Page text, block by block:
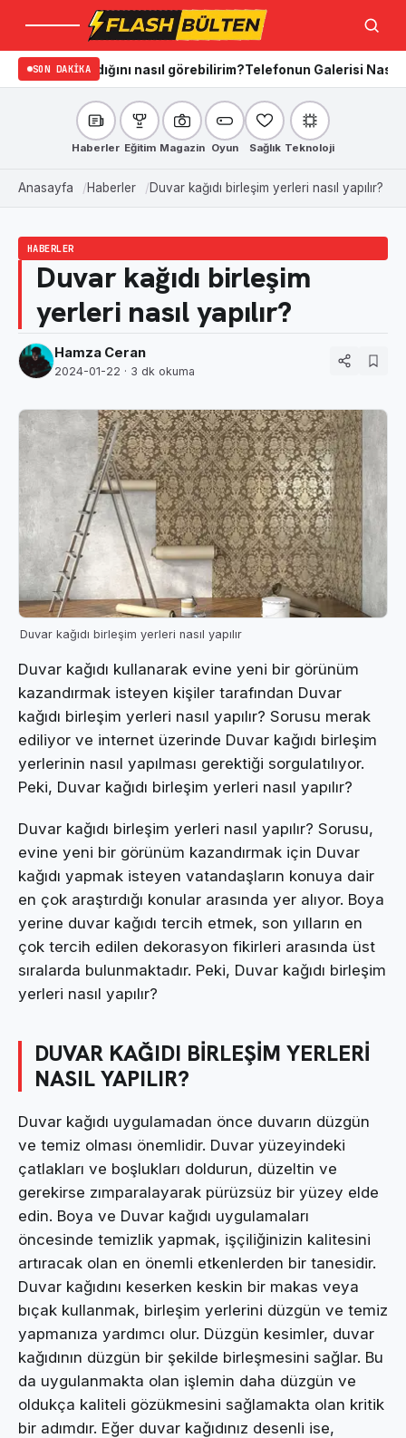
Menü Ara
SON DAKIKAnasıl görebilirim?Telefonun Galerisi Nasıl Temizlenir?
Haberler Eğitim Magazin Oyun Sağlık Teknoloji
Anasayfa Haberler Duvar kağıdı birleşim yerleri nasıl yapılır?
HABERLER
Duvar kağıdı birleşim
yerleri nasıl yapılır?
Hamza Ceran
2024-01-22 · 3 dk okuma
Duvar kağıdı birleşim yerleri nasıl yapılır
Duvar kağıdı kullanarak evine yeni bir görünüm
kazandırmak isteyen kişiler tarafından Duvar
kağıdı birleşim yerleri nasıl yapılır? Sorusu merak
ediliyor ve internet üzerinde Duvar kağıdı birleşim
yerlerinin nasıl yapılması gerektiği sorgulatılıyor.
Peki, Duvar kağıdı birleşim yerleri nasıl yapılır?
Duvar kağıdı birleşim yerleri nasıl yapılır? Sorusu,
evine yeni bir görünüm kazandırmak için Duvar
kağıdı yapmak isteyen vatandaşların konuya dair
en çok araştırdığı konular arasında yer alıyor. Boya
yerine duvar kağıdı tercih etmek, son yılların en
çok tercih edilen dekorasyon fikirleri arasında üst
sıralarda bulunmaktadır. Peki, Duvar kağıdı birleşim
yerleri nasıl yapılır?
DUVAR KAĞIDI BİRLEŞİM YERLERİ
NASIL YAPILIR?
Duvar kağıdı uygulamadan önce duvarın düzgün
ve temiz olması önemlidir. Duvar yüzeyindeki
çatlakları ve boşlukları doldurun, düzeltin ve
gerekirse zımparalayarak pürüzsüz bir yüzey elde
edin. Boya ve Duvar kağıdı uygulamaları
öncesinde temizlik yapmak, işçiliğinizin kalitesini
artıracak olan en önemli etkenlerden bir tanesidir.
Duvar kağıdını keserken keskin bir makas veya
bıçak kullanmak, birleşim yerlerini düzgün ve temiz
yapmanıza yardımcı olur. Düzgün kesimler, duvar
kağıdının düzgün bir şekilde birleşmesini sağlar. Bu
da uygulanmakta olan işlemin daha düzgün ve
oldukça kaliteli gözükmesini sağlamakta olan kritik
bir adımdır. Eğer duvar kağıdınız desenli ise,